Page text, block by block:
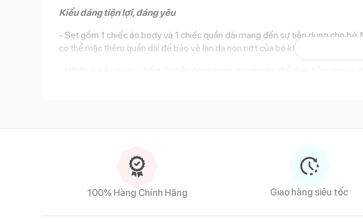
Kiểu dáng tiện lợi, đáng yêu
- Set gồm 1 chiếc áo body và 1 chiếc quần dài mang đến sự tiện dụng cho
có thể mặc thêm quần dài để bảo vệ làn da non nớt của bé khỏi các tác nhân
100% Hàng Chính Hãng Giao hàng siêu tốc